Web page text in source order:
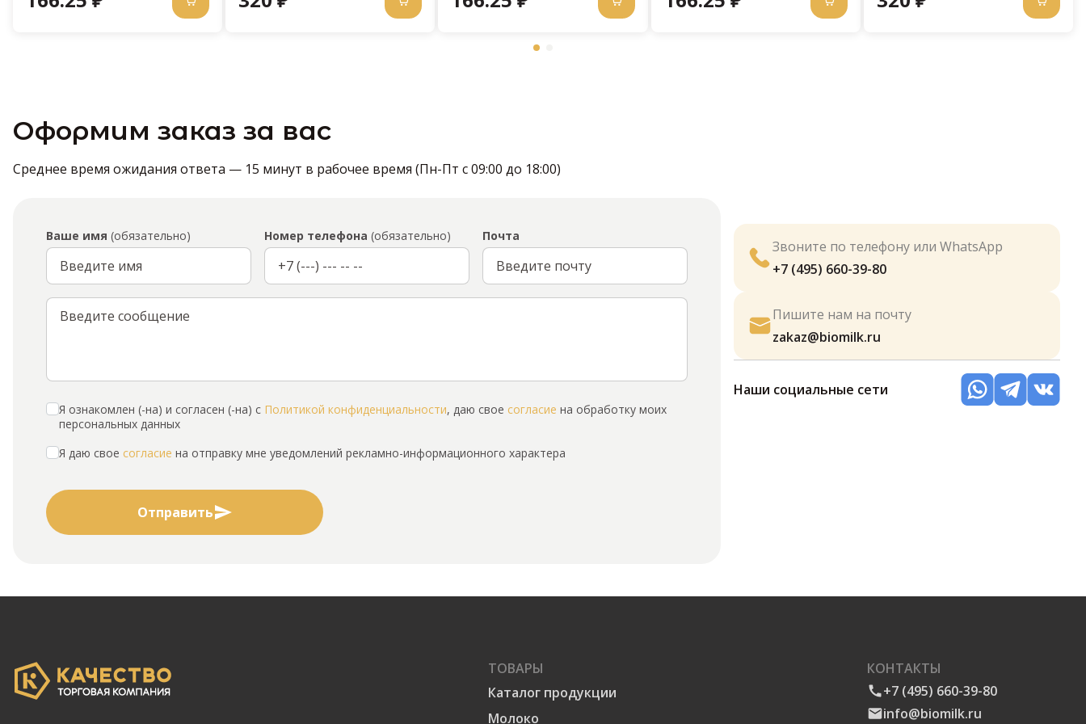
Оформим заказ за вас
Среднее время ожидания ответа — 15 минут в рабочее время (Пн-Пт с 09:00 до 18:00)
Ваше имя (обязательно) Номер телефона (обязательно) Почта
Я ознакомлен (-на) и согласен (-на) с Политикой конфиденциальности, даю свое согласие на обработку моих
персональных данных
Я даю свое согласие на отправку мне уведомлений рекламно-информационного характера
Отправить
Звоните по телефону или WhatsApp
+7 (495) 660-39-80
Пишите нам на почту
zakaz@biomilk.ru
Наши социальные сети
ТОВАРЫ
Каталог продукции
Молоко
КОНТАКТЫ
+7 (495) 660-39-80
info@biomilk.ru